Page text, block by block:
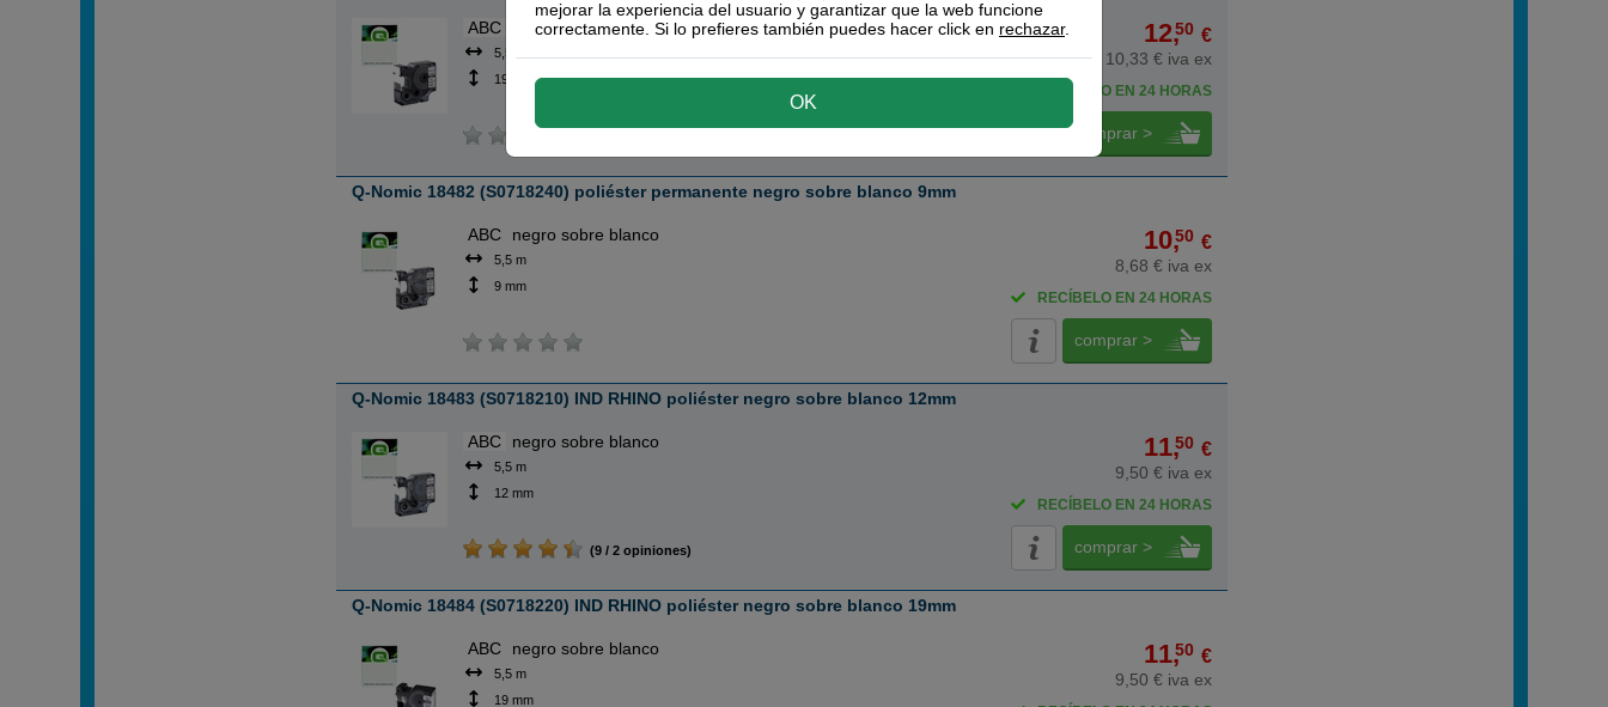
ABC negro sobre blanco
5,5 m
19 mm
12,50 €
10,33 € iva ex
RECÍBELO EN 24 HORAS
comprar >
Q-Nomic 18482 (S0718240) poliéster permanente negro sobre blanco 9mm
ABC negro sobre blanco
5,5 m
9 mm
10,50 €
8,68 € iva ex
RECÍBELO EN 24 HORAS
comprar >
Q-Nomic 18483 (S0718210) IND RHINO poliéster negro sobre blanco 12mm
ABC negro sobre blanco
5,5 m
12 mm
(9 / 2 opiniones)
11,50 €
9,50 € iva ex
RECÍBELO EN 24 HORAS
comprar >
Q-Nomic 18484 (S0718220) IND RHINO poliéster negro sobre blanco 19mm
ABC negro sobre blanco
5,5 m
19 mm
11,50 €
9,50 € iva ex
mejorar la experiencia del usuario y garantizar que la web funcione
correctamente. Si lo prefieres también puedes hacer click en rechazar.
OK